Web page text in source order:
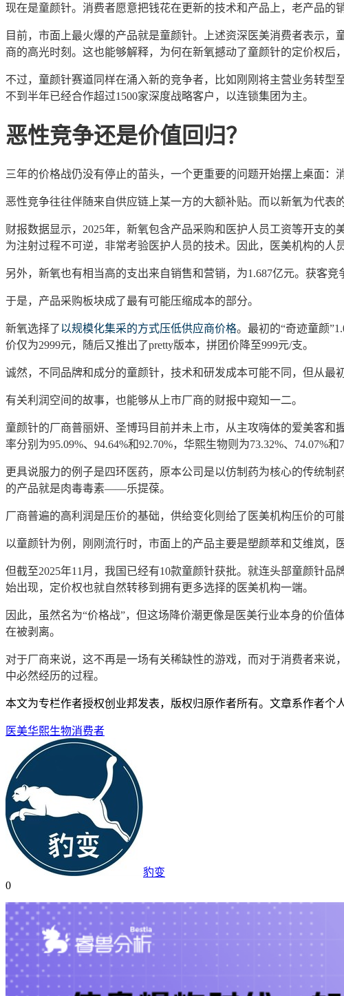
现在是童颜针。消费者愿意把钱花在更新的技术和产品上，老产品的
目前，市面上最火爆的产品就是童颜针。上述资深医美消费者表示，
商的高光时刻。这也能够解释，为何在新氧撼动了童颜针的定价权后
不过，童颜针赛道同样在涌入新的竞争者，比如刚刚将主营业务转型
不到半年已经合作超过1500家深度战略客户，以连锁集团为主。
恶性竞争还是价值回归？
三年的价格战仍没有停止的苗头，一个更重要的问题开始摆上桌面：
恶性竞争往往伴随来自供应链上某一方的大额补贴。而以新氧为代表
财报数据显示， 2025年，新氧包含产品采购和医护人员工资等开支
为注射过程不可逆，非常考验医护人员的技术。因此，医美机构的人
另外，新氧也有相当高的支出来自销售和营销，为1.687亿元。获客竞
于是，产品采购板块成了最有可能压缩成本的部分。
新氧选择了以规模化集采的方式压低供应商价格。最初的“奇迹童颜
价仅为2999元，随后又推出了pretty版本，拼团价降至999元/支。
诚然，不同品牌和成分的童颜针， 技术和研发成本可能不同，但从最
有关利润空间的故事，也能够从上市厂商的财报中窥知一二。
童颜针的厂商普丽妍、 圣博玛 目前并未上市， 从主攻嗨体的爱美客和
率分别为95.09%、94.64%和92.70%，华熙生物则为73.32%、
更具说服力的例子是四环医药，原本公司是以仿制药为核心的传统制
的产品就是肉毒毒素——乐提葆。
厂商普遍的高利润是压价的基础，供给变化则给了医美机构压价的可能
以童颜针为例，刚刚流行时，市面上的产品主要是塑颜萃和艾维岚，
但截至2025年11月，我国已经有10款童颜针获批。就连头部童颜针品
始出现，定价权也就自然转移到拥有更多选择的医美机构一端。
因此，虽然名为“价格战”，但这场降价潮更像是医美行业本身的价值
在被剥离。
对于厂商来说，这不再是一场有关稀缺性的游戏，而对于消费者来
中必然经历的过程。
本文为专栏作者授权创业邦发表，版权归原作者所有。文章系作者
医美华熙生物消费者
豹变
0